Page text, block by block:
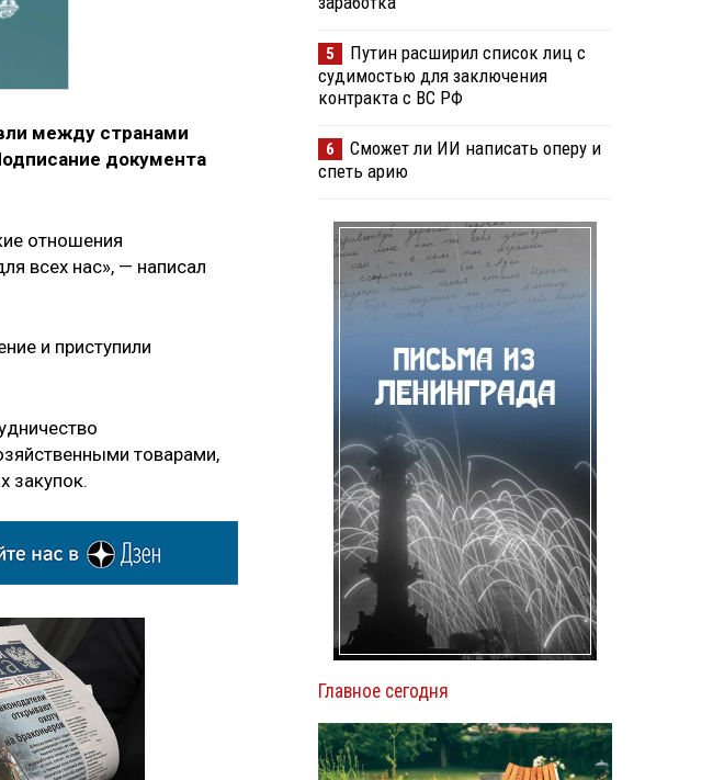
между странами
документа
отношения
всех нас», — написал
и приступили
товарами,
закупок.
5
Путин расширил список лиц с
судимостью для заключения
контракта с ВС РФ
6
Сможет ли ИИ написать оперу и
спеть арию
Главное сегодня